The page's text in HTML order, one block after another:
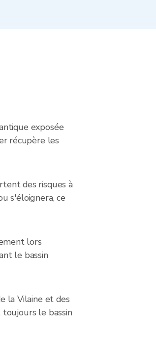
exposée
récupère les
des risques à
s'éloignera, ce
lors
le bassin
la Vilaine et des
le bassin